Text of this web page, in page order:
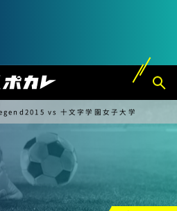
vs 十文字学園女子大学